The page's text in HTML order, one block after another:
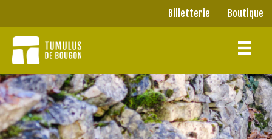
Billetterie Boutique
Billetterie Boutique